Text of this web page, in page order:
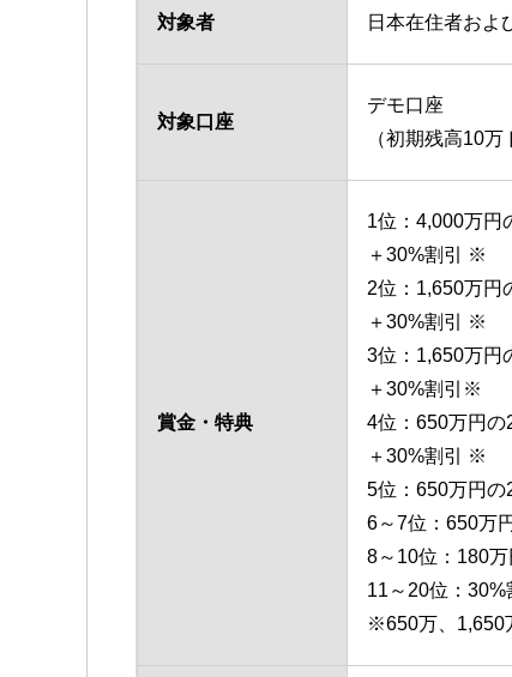
対象者 日本在住者およ
対象口座
デモ口座
（初期残高10万
賞金・特典
1位：4,000万円
＋30%割引 ※
2位：1,650万円
＋30%割引 ※
3位：1,650万円
＋30%割引※
4位：650万円の
＋30%割引 ※
5位：650万円
6～7位：650万
8～10位：180
11～20位：
※650万、1,650